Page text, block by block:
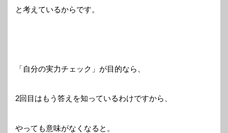
と考えているからです。
「自分の実力チェック」が目的なら、
2回目はもう答えを知っているわけですから、
やっても意味がなくなると。